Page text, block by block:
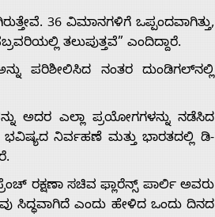
36 ವಿಮಾನಗಳಿಗೆ ಒಪ್ಪಂದವಾಗಿತ್ತು,
ತಲುಪುತ್ತವೆ” ಎಂದಿದ್ದಾರೆ.
ಪರಿಶೀಲಿಸಿದ ನಂತರ ದುಂಡಿಗಲ್‌ನಲ್ಲಿ
ಅದರ ಎಲ್ಲಾ ಪ್ರಯೋಗಗಳನ್ನು ನಡೆಸಿದ
ಭವಿಷ್ಯದ ನಿರ್ವಹಣೆ ಮತ್ತು ಭಾರತದಲ್ಲಿ ಡಿ-
ರಕ್ಷಣಾ ಸಚಿವ ಫ್ಲಾರೆನ್ಸ್ ಪಾರ್ಲಿ ಅವರು
ಸಿದ್ಧವಾಗಿದೆ ಎಂದು ಹೇಳಿದ ಒಂದು ದಿನದ